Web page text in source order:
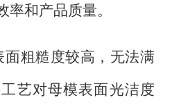
和产品质量。
面粗糙度较高，无法满
艺对母模表面光洁度